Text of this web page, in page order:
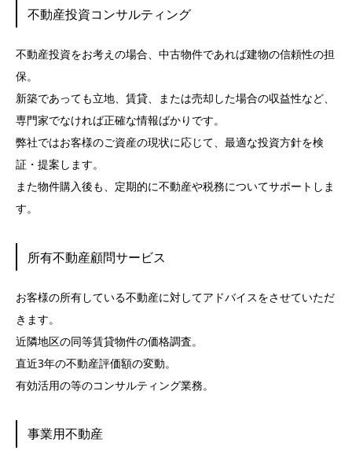
不動産投資コンサルティング
不動産投資をお考えの場合、中古物件であれば建物の信頼性の担
保。
新築であっても立地、賃貸、または売却した場合の収益性など、
専門家でなければ正確な情報ばかりです。
弊社ではお客様のご資産の現状に応じて、最適な投資方針を検
証・提案します。
また物件購入後も、定期的に不動産や税務についてサポートしま
す。
所有不動産顧問サービス
お客様の所有している不動産に対してアドバイスをさせていただ
きます。
近隣地区の同等賃貸物件の価格調査。
直近3年の不動産評価額の変動。
有効活用の等のコンサルティング業務。
事業用不動産